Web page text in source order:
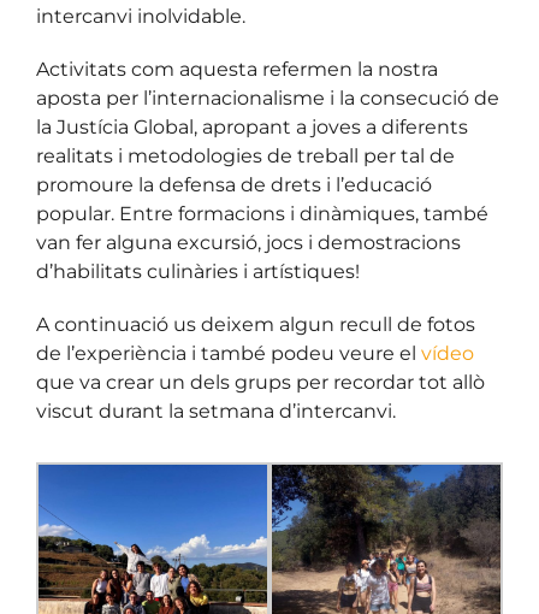
intercanvi inolvidable.
Activitats com aquesta refermen la nostra
aposta per l’internacionalisme i la consecució de
la Justícia Global, apropant a joves a diferents
realitats i metodologies de treball per tal de
promoure la defensa de drets i l’educació
popular. Entre formacions i dinàmiques, també
van fer alguna excursió, jocs i demostracions
d’habilitats culinàries i artístiques!
A continuació us deixem algun recull de fotos
de l’experiència i també podeu veure el vídeo
que va crear un dels grups per recordar tot allò
viscut durant la setmana d’intercanvi.